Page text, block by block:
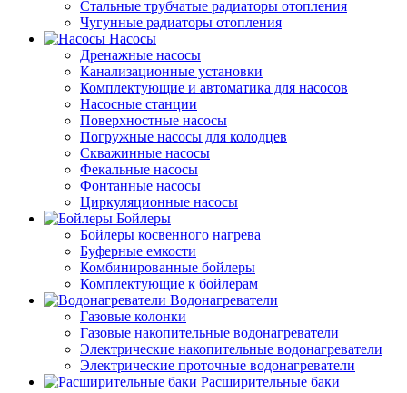
Стальные трубчатые радиаторы отопления
Чугунные радиаторы отопления
Насосы
Дренажные насосы
Канализационные установки
Комплектующие и автоматика для насосов
Насосные станции
Поверхностные насосы
Погружные насосы для колодцев
Скважинные насосы
Фекальные насосы
Фонтанные насосы
Циркуляционные насосы
Бойлеры
Бойлеры косвенного нагрева
Буферные емкости
Комбинированные бойлеры
Комплектующие к бойлерам
Водонагреватели
Газовые колонки
Газовые накопительные водонагреватели
Электрические накопительные водонагреватели
Электрические проточные водонагреватели
Расширительные баки